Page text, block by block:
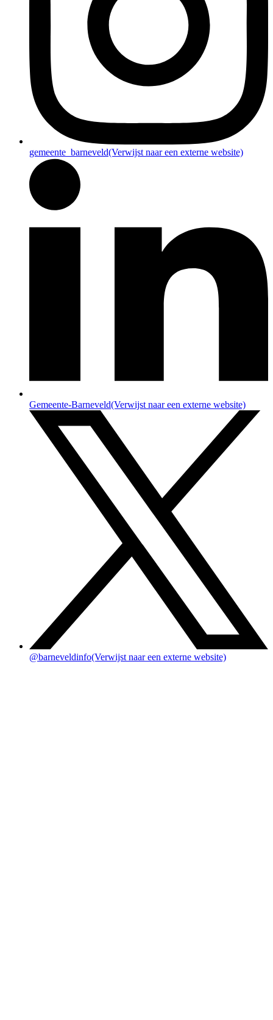
gemeente_barneveld(Verwijst naar een externe website)
Gemeente-Barneveld(Verwijst naar een externe website)
@barneveldinfo(Verwijst naar een externe website)